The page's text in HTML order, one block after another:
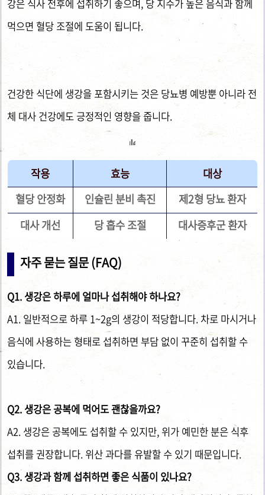
강은 식사 전후에 섭취하기 좋으며, 당 지수가 높은 음식과 함께
먹으면 혈당 조절에 도움이 됩니다.
건강한 식단에 생강을 포함시키는 것은 당뇨병 예방뿐 아니라 전
체 대사 건강에도 긍정적인 영향을 줍니다.
작용 효능
대상
혈당 안정화
인슐린 분비 촉진
제2형 당뇨 환자
대사 개선
당 흡수 조절 대사증후군 환자
자주 묻는 질문 (FAQ)
Q1. 생강은 하루에 얼마나 섭취해야 하나요?
A1. 일반적으로 하루 1~2g의 생강이 적당합니다. 차로 마시거나
음식에 사용하는 형태로 섭취하면 부담 없이 꾸준히 섭취할 수
있습니다.
Q2. 생강은 공복에 먹어도 괜찮을까요?
A2. 생강은 공복에도 섭취할 수 있지만, 위가 예민한 분은 식후
섭취를 권장합니다. 위산 과다를 유발할 수 있기 때문입니다.
Q3. 생강과 함께 섭취하면 좋은 식품이 있나요?